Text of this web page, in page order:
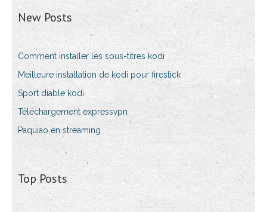
New Posts
Comment installer les sous-titres kodi
Meilleure installation de kodi pour firestick
Sport diable kodi
Téléchargement expressvpn
Paquiao en streaming
Top Posts